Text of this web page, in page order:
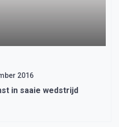
2016
in saaie wedstrijd